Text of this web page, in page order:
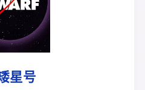
星号